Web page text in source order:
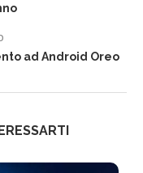
ad Android Oreo